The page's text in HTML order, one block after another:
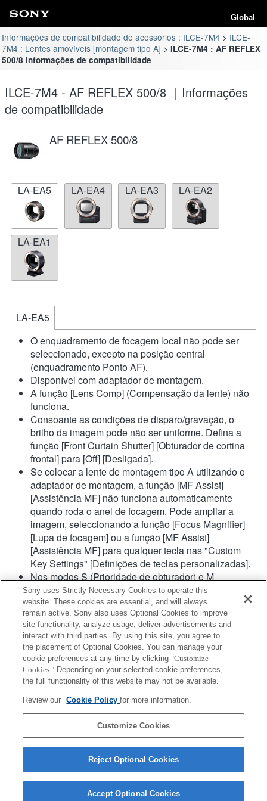
Global
Informações de compatibilidade de acessórios : ILCE-7M4
ILCE-
7M4 : Lentes amovíveis [montagem tipo A]
ILCE-7M4 : AF REFLEX
500/8 Informações de compatibilidade
ILCE-7M4 - AF REFLEX 500/8 ｜Informações
de compatibilidade
AF REFLEX 500/8
LA-EA5 LA-EA4 LA-EA3 LA-EA2
LA-EA1
LA-EA5
O enquadramento de focagem local não pode ser
seleccionado, excepto na posição central
(enquadramento Ponto AF).
Disponível com adaptador de montagem.
A função [Lens Comp] (Compensação da lente) não
funciona.
Consoante as condições de disparo/gravação, o
brilho da imagem pode não ser uniforme. Defina a
função [Front Curtain Shutter] [Obturador de cortina
frontal] para [Off] [Desligada].
Se colocar a lente de montagem tipo A utilizando o
adaptador de montagem, a função [MF Assist]
[Assistência MF] não funciona automaticamente
quando roda o anel de focagem. Pode ampliar a
imagem, seleccionando a função [Focus Magnifier]
[Lupa de focagem] ou a função [MF Assist]
[Assistência MF] para qualquer tecla nas "Custom
Key Settings" [Definições de teclas personalizadas].
Nos modos S (Prioridade de obturador) e M
(Manual), a velocidade do obturador e a abertura
podem ser ajustadas durante a gravação de filmes.
A função de obturador de toque não funciona.
A compensação de vibração está disponível com 3
eixos (guinada/inclinação/rolamento ou
Pitch/Yaw/Roll) com SteadyShot INSIDE.
Apesar de conseguir efetuar a focagem automática,
por vezes é difícil focar num objeto utilizando esta
função quando está a fotografar cenas escuras ou
quando um objeto está situado nos cantos do ecrã ou
está significativamente desfocado.
Contact Us
Sony uses Strictly Necessary Cookies to operate this
website. These cookies are essential, and will always
remain active. Sony also uses Optional Cookies to improve
site functionality, analyze usage, deliver advertisements and
interact with third parties. By using this site, you agree to
the placement of Optional Cookies. You can manage your
cookie preferences at any time by clicking "Customize
Cookies." Depending on your selected cookie preferences,
the full functionality of this website may not be available.
Review our Cookie Policyfor more information.
Customize Cookies
Reject Optional Cookies
Accept Optional Cookies